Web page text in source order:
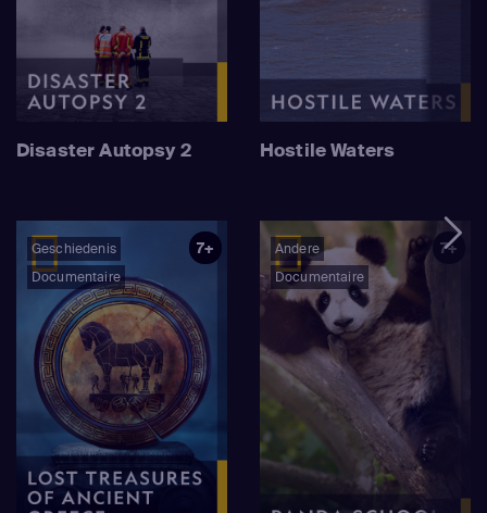
Disaster Autopsy 2 Hostile Waters
Geschiedenis
Documentaire
7+
Andere
Documentaire
7+